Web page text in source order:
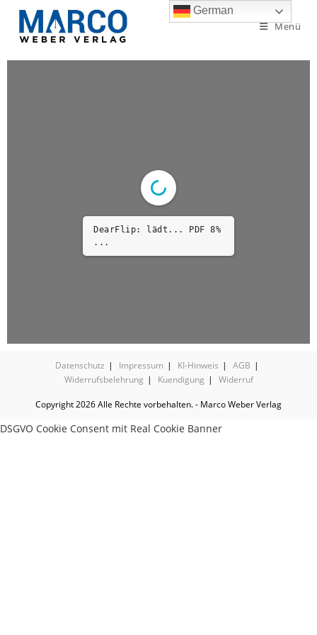
Menü
DearFlip: lädt... PDF 8%
...
Datenschutz Impressum KI-Hinweis
AGB
Widerrufsbelehrung
Kuendigung Widerruf
Copyright 2026 Alle Rechte vorbehalten. - Marco Weber Verlag
German
DSGVO Cookie Consent mit Real Cookie Banner